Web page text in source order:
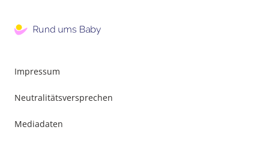
Impressum
Neutralitätsversprechen
Mediadaten